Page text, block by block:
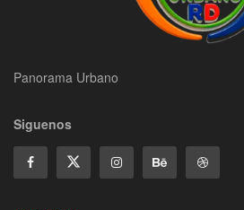
Panorama Urbano
Siguenos